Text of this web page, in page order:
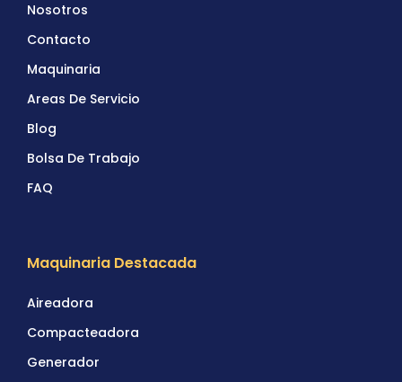
Nosotros
Contacto
Maquinaria
Areas De Servicio
Blog
Bolsa De Trabajo
FAQ
Maquinaria Destacada
Aireadora
Compacteadora
Generador